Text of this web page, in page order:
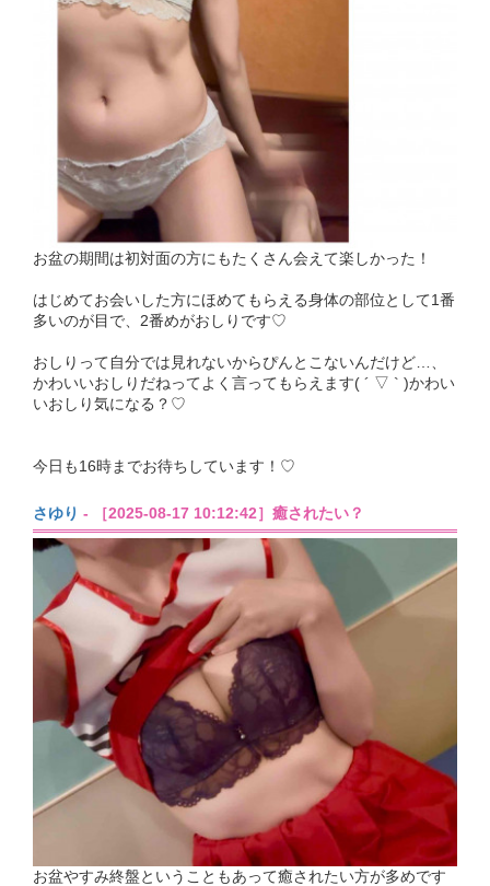
お盆の期間は初対面の方にもたくさん会えて楽しかった！
はじめてお会いした方にほめてもらえる身体の部位として1番
多いのが目で、2番めがおしりです♡
おしりって自分では見れないからぴんとこないんだけど…、
かわいいおしりだねってよく言ってもらえます( ´ ▽ ` )かわい
いおしり気になる？♡
今日も16時までお待ちしています！♡
さゆり - ［2025-08-17 10:12:42］癒されたい？
お盆やすみ終盤ということもあって癒されたい方が多めです